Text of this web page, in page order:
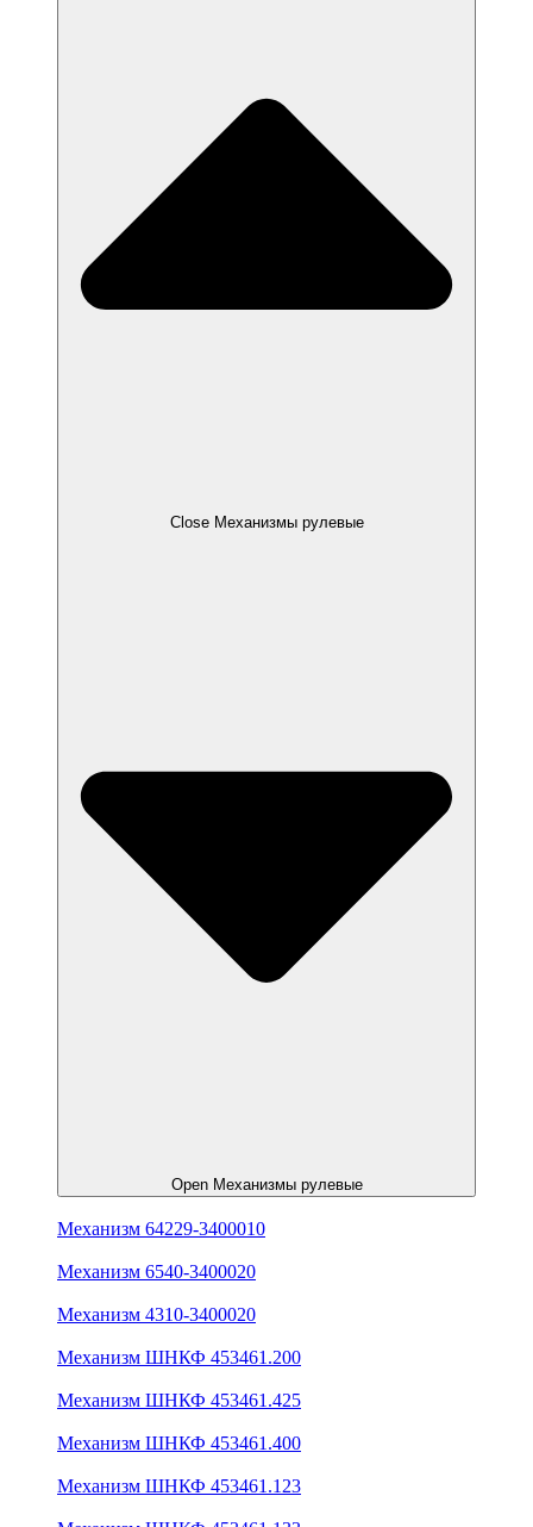
Close Механизмы рулевые
Open Механизмы рулевые
Механизм 64229-3400010
Механизм 6540-3400020
Механизм 4310-3400020
Механизм ШНКФ 453461.200
Механизм ШНКФ 453461.425
Механизм ШНКФ 453461.400
Механизм ШНКФ 453461.123